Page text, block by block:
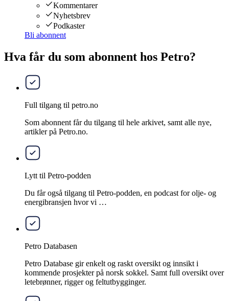
Kommentarer
Nyhetsbrev
Podkaster
Bli abonnent
Hva får du som abonnent hos Petro?
Full tilgang til petro.no
Som abonnent får du tilgang til hele arkivet, samt alle nye,
artikler på Petro.no.
Lytt til Petro-podden
Du får også tilgang til Petro-podden, en podcast for olje- og
energibransjen hvor vi …
Petro Databasen
Petro Database gir enkelt og raskt oversikt og innsikt i
kommende prosjekter på norsk sokkel. Samt full oversikt over
letebrønner, rigger og feltutbygginger.